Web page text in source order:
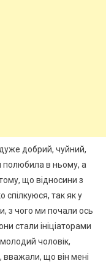
добрий, чуйний,
в ньому, а
що відносини з
спілкуюся, так як у
з чого ми почали ось
стали ініціаторами
чоловік,
вважали, що він мені